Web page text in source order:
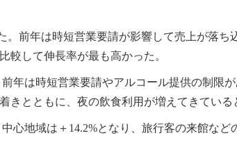
。前年は時短営業要請が影響して売上が落ち
較して伸長率が最も高かった。
年は時短営業要請やアルコール提供の制限
とともに、夜の飲食利用が増えてきている
心地域は＋14.2%となり、旅行客の来館な